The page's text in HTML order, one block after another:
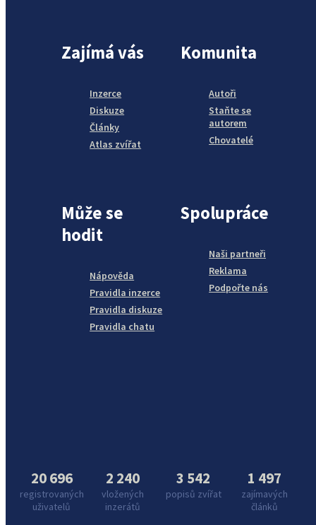
Zajímá vás
Inzerce
Diskuze
Články
Atlas zvířat
Komunita
Autoři
Staňte se
autorem
Chovatelé
Může se
hodit
Nápověda
Pravidla inzerce
Pravidla diskuze
Pravidla chatu
Spolupráce
Naši partneři
Reklama
Podpořte nás
20 696
registrovaných
uživatelů
2 240
vložených
inzerátů
3 542
popisů zvířat
1 497
zajímavých
článků